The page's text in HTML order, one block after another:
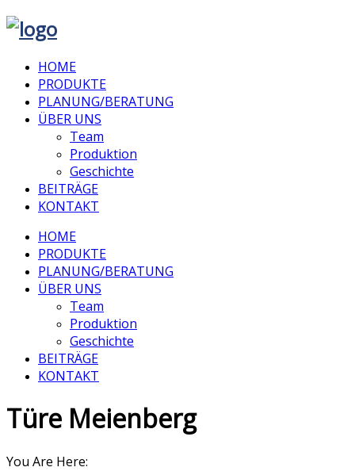
HOME
PRODUKTE
PLANUNG/BERATUNG
ÜBER UNS
Team
Produktion
Geschichte
BEITRÄGE
KONTAKT
HOME
PRODUKTE
PLANUNG/BERATUNG
ÜBER UNS
Team
Produktion
Geschichte
BEITRÄGE
KONTAKT
Türe Meienberg
You Are Here: